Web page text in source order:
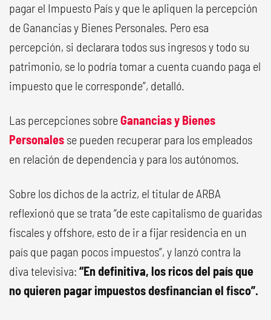
pagar el Impuesto País y que le apliquen la percepción
de Ganancias y Bienes Personales. Pero esa
percepción, si declarara todos sus ingresos y todo su
patrimonio, se lo podría tomar a cuenta cuando paga el
impuesto que le corresponde”, detalló.
Las percepciones sobreGanancias y Bienes
Personales se pueden recuperar para los empleados
en relación de dependencia y para los autónomos.
Sobre los dichos de la actriz, el titular de ARBA
reflexionó que se trata “de este capitalismo de guaridas
fiscales y offshore, esto de ir a fijar residencia en un
país que pagan pocos impuestos”, y lanzó contra la
diva televisiva: “En definitiva, los ricos del país que
no quieren pagar impuestos desfinancian el fisco”.